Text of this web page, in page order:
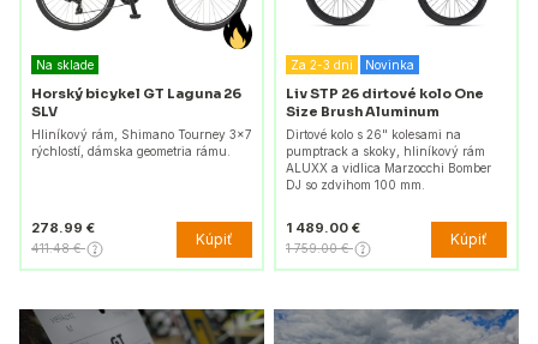
Na sklade
Horský bicykel GT Laguna 26
SLV
Hliníkový rám, Shimano Tourney 3x7
rýchlostí, dámska geometria rámu.
278.99 €
411.48 € Kúpiť
Za 2-3 dni Novinka
Liv STP 26 dirtové kolo One
Size Brush Aluminum
Dirtové kolo s 26" kolesami na
pumptrack a skoky, hliníkový rám
ALUXX a vidlica Marzocchi Bomber
DJ so zdvihom 100 mm.
1 489.00 €
1 759.00 € Kúpiť